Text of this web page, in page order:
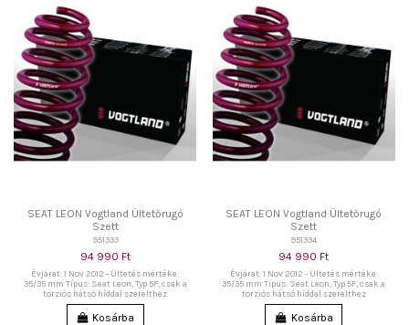
SEAT LEON Vogtland Ültetőrugó
Szett
951333
94 990 Ft
Évjárat: 1 Nov 2012 - Ültetés mértéke:
35/35 mm Típus: Seat Leon, Typ 5F, csak a
torziós hátsó híddal szerelthez
Kosárba
SEAT LEON Vogtland Ültetőrugó
Szett
951334
94 990 Ft
Évjárat: 1 Nov 2012 - Ültetés mértéke:
35/35 mm Típus: Seat Leon, Typ 5F, csak a
torziós hátsó híddal szerelthez
Kosárba